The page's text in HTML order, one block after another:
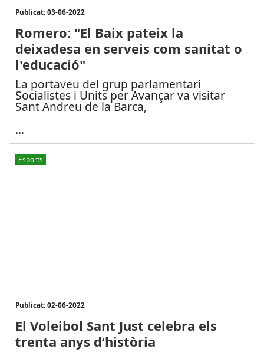
Publicat: 03-06-2022
Romero: "El Baix pateix la
deixadesa en serveis com sanitat o
l'educació"
La portaveu del grup parlamentari
Socialistes i Units per Avançar va visitar
Sant Andreu de la Barca,
...
Esports
Publicat: 02-06-2022
El Voleibol Sant Just celebra els
trenta anys d’història